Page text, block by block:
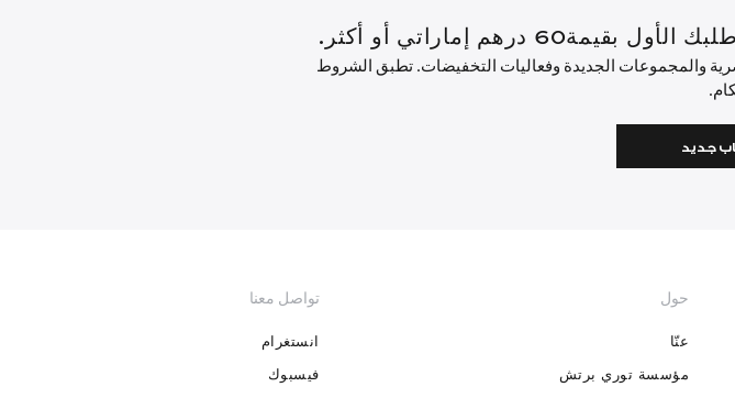
والمجموعات الجديدة وفعاليات التخفيضات. تطبق الشروط
جديد
حول
عنّا
مؤسسة توري برتش
تواصل معنا
انستغرام
فيسبوك